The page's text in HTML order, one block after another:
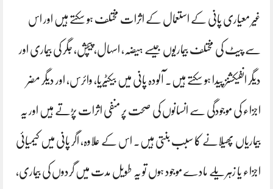
غیر معیاری پانی کے استعمال کے اثرات مختلف ہو سکتے ہیں اور اس
سے پیٹ کی مختلف بیماریوں جیسے ہیضہ، اسہال، پیچش، جگر کی بیماری اور
دیگر انفیکشنز پیدا ہو سکتے ہیں۔ آلودہ پانی میں بیکٹیریا، وائرس، اور دیگر مضر
اجزاء کی موجودگی سے انسانوں کی صحت پر منفی اثرات پڑتے ہیں اور یہ
بیماریاں پھیلانے کا سبب بنتی ہیں۔ اس کے علاوہ، اگر پانی میں کیمیائی
اجزاء یا زہریلے مادے موجود ہوں تو یہ طویل مدت میں گردوں کی بیماری،